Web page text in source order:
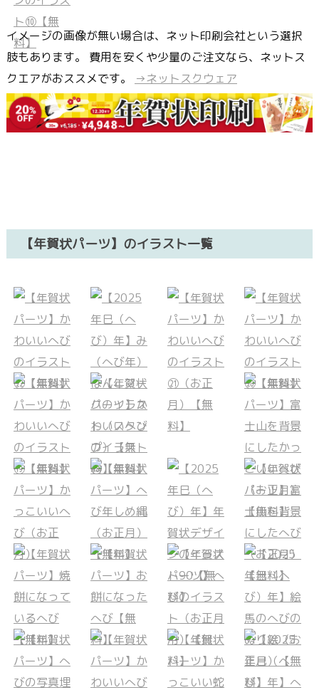
イメージの画像が無い場合は、ネット印刷会社という選択
肢もあります。 費用を安くや少量のご注文なら、ネットス
クエアがおススメです。
→ネットスクウェア
【年賀状パーツ】のイラスト一覧